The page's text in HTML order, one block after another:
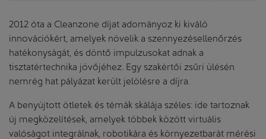
2012 óta a Cleanzone díjat adományoz ki kiváló
innovációkért, amelyek növelik a szennyezésellenőrzés
hatékonyságát, és döntő impulzusokat adnak a
tisztatértechnika jövőjéhez. Egy szakértői zsűri ülésén
nemrég hat pályázat került jelölésre a díjra.
A benyújtott ötletek és témák skálája széles: ide tartoznak
új megközelítések, amelyek többek között virtuális
valóságot integrálnak, robotikára és környezetbarát mérési